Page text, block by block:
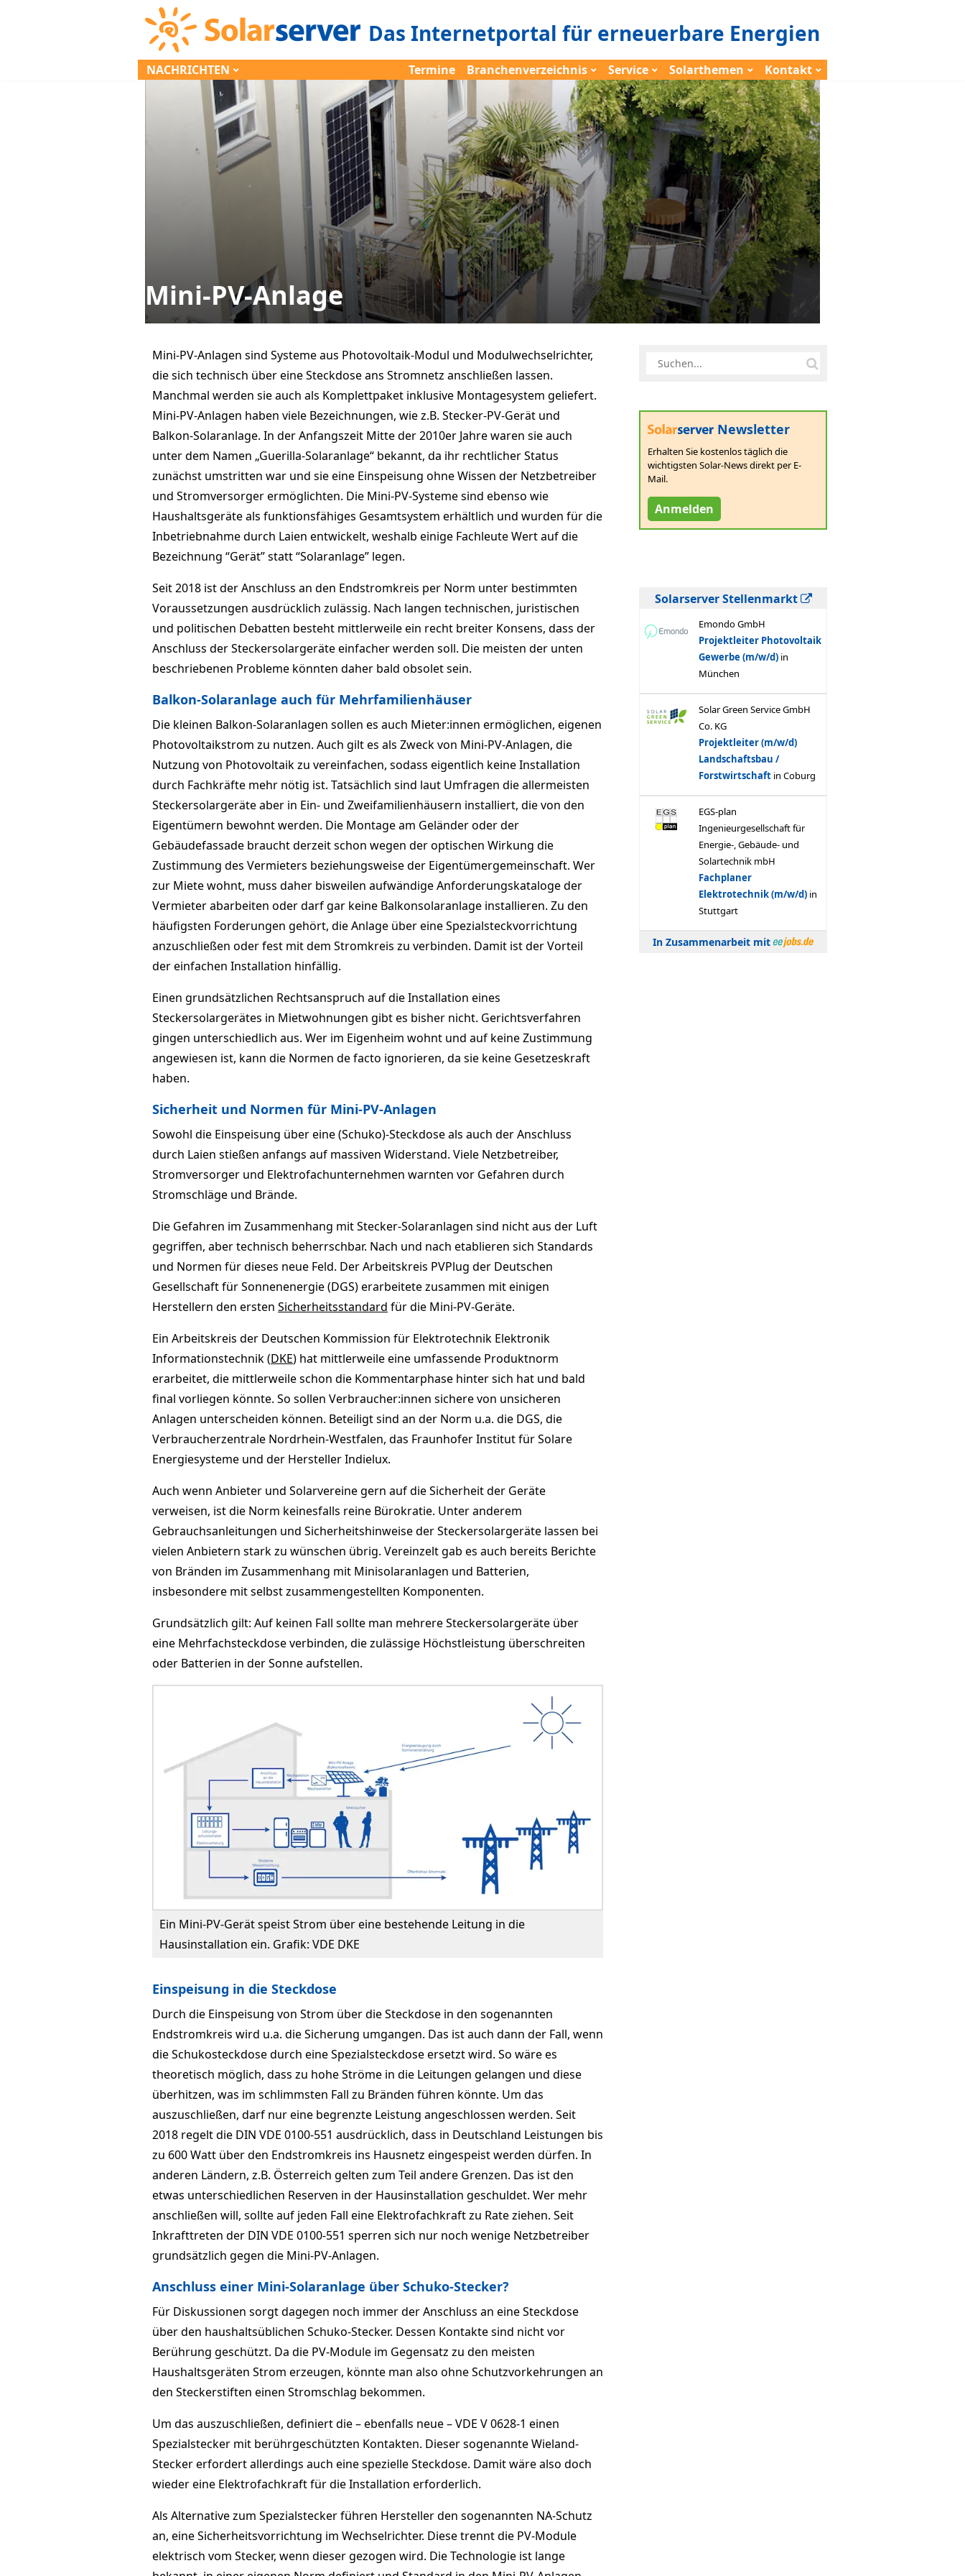
Das Internetportal für erneuerbare Energien
NACHRICHTEN Termine Branchenverzeichnis Service Solarthemen Kontakt
Mini-PV-Anlage
Mini-PV-Anlagen sind Systeme aus Photovoltaik-Modul und Modulwechselrichter,
die sich technisch über eine Steckdose ans Stromnetz anschließen lassen.
Manchmal werden sie auch als Komplettpaket inklusive Montagesystem geliefert.
Mini-PV-Anlagen haben viele Bezeichnungen, wie z.B. Stecker-PV-Gerät und
Balkon-Solaranlage. In der Anfangszeit Mitte der 2010er Jahre waren sie auch
unter dem Namen „Guerilla-Solaranlage“ bekannt, da ihr rechtlicher Status
zunächst umstritten war und sie eine Einspeisung ohne Wissen der Netzbetreiber
und Stromversorger ermöglichten. Die Mini-PV-Systeme sind ebenso wie
Haushaltsgeräte als funktionsfähiges Gesamtsystem erhältlich und wurden für die
Inbetriebnahme durch Laien entwickelt, weshalb einige Fachleute Wert auf die
Bezeichnung “Gerät” statt “Solaranlage” legen.
Seit 2018 ist der Anschluss an den Endstromkreis per Norm unter bestimmten
Voraussetzungen ausdrücklich zulässig. Nach langen technischen, juristischen
und politischen Debatten besteht mittlerweile ein recht breiter Konsens, dass der
Anschluss der Steckersolargeräte einfacher werden soll. Die meisten der unten
beschriebenen Probleme könnten daher bald obsolet sein.
Balkon-Solaranlage auch für Mehrfamilienhäuser
Die kleinen Balkon-Solaranlagen sollen es auch Mieter:innen ermöglichen, eigenen
Photovoltaikstrom zu nutzen. Auch gilt es als Zweck von Mini-PV-Anlagen, die
Nutzung von Photovoltaik zu vereinfachen, sodass eigentlich keine Installation
durch Fachkräfte mehr nötig ist. Tatsächlich sind laut Umfragen die allermeisten
Steckersolargeräte aber in Ein- und Zweifamilienhäusern installiert, die von den
Eigentümern bewohnt werden. Die Montage am Geländer oder der
Gebäudefassade braucht derzeit schon wegen der optischen Wirkung die
Zustimmung des Vermieters beziehungsweise der Eigentümergemeinschaft. Wer
zur Miete wohnt, muss daher bisweilen aufwändige Anforderungskataloge der
Vermieter abarbeiten oder darf gar keine Balkonsolaranlage installieren. Zu den
häufigsten Forderungen gehört, die Anlage über eine Spezialsteckvorrichtung
anzuschließen oder fest mit dem Stromkreis zu verbinden. Damit ist der Vorteil
der einfachen Installation hinfällig.
Einen grundsätzlichen Rechtsanspruch auf die Installation eines
Steckersolargerätes in Mietwohnungen gibt es bisher nicht. Gerichtsverfahren
gingen unterschiedlich aus. Wer im Eigenheim wohnt und auf keine Zustimmung
angewiesen ist, kann die Normen de facto ignorieren, da sie keine Gesetzeskraft
haben.
Sicherheit und Normen für Mini-PV-Anlagen
Sowohl die Einspeisung über eine (Schuko)-Steckdose als auch der Anschluss
durch Laien stießen anfangs auf massiven Widerstand. Viele Netzbetreiber,
Stromversorger und Elektrofachunternehmen warnten vor Gefahren durch
Stromschläge und Brände.
Die Gefahren im Zusammenhang mit Stecker-Solaranlagen sind nicht aus der Luft
gegriffen, aber technisch beherrschbar. Nach und nach etablieren sich Standards
und Normen für dieses neue Feld. Der Arbeitskreis PVPlug der Deutschen
Gesellschaft für Sonnenenergie (DGS) erarbeitete zusammen mit einigen
Herstellern den ersten Sicherheitsstandard für die Mini-PV-Geräte.
Ein Arbeitskreis der Deutschen Kommission für Elektrotechnik Elektronik
Informationstechnik (DKE) hat mittlerweile eine umfassende Produktnorm
erarbeitet, die mittlerweile schon die Kommentarphase hinter sich hat und bald
final vorliegen könnte. So sollen Verbraucher:innen sichere von unsicheren
Anlagen unterscheiden können. Beteiligt sind an der Norm u.a. die DGS, die
Verbraucherzentrale Nordrhein-Westfalen, das Fraunhofer Institut für Solare
Energiesysteme und der Hersteller Indielux.
Auch wenn Anbieter und Solarvereine gern auf die Sicherheit der Geräte
verweisen, ist die Norm keinesfalls reine Bürokratie. Unter anderem
Gebrauchsanleitungen und Sicherheitshinweise der Steckersolargeräte lassen bei
vielen Anbietern stark zu wünschen übrig. Vereinzelt gab es auch bereits Berichte
von Bränden im Zusammenhang mit Minisolaranlagen und Batterien,
insbesondere mit selbst zusammengestellten Komponenten.
Grundsätzlich gilt: Auf keinen Fall sollte man mehrere Steckersolargeräte über
eine Mehrfachsteckdose verbinden, die zulässige Höchstleistung überschreiten
oder Batterien in der Sonne aufstellen.
Ein Mini-PV-Gerät speist Strom über eine bestehende Leitung in die
Hausinstallation ein. Grafik: VDE DKE
Einspeisung in die Steckdose
Durch die Einspeisung von Strom über die Steckdose in den sogenannten
Endstromkreis wird u.a. die Sicherung umgangen. Das ist auch dann der Fall, wenn
die Schukosteckdose durch eine Spezialsteckdose ersetzt wird. So wäre es
theoretisch möglich, dass zu hohe Ströme in die Leitungen gelangen und diese
überhitzen, was im schlimmsten Fall zu Bränden führen könnte. Um das
auszuschließen, darf nur eine begrenzte Leistung angeschlossen werden. Seit
2018 regelt die DIN VDE 0100-551 ausdrücklich, dass in Deutschland Leistungen bis
zu 600 Watt über den Endstromkreis ins Hausnetz eingespeist werden dürfen. In
anderen Ländern, z.B. Österreich gelten zum Teil andere Grenzen. Das ist den
etwas unterschiedlichen Reserven in der Hausinstallation geschuldet. Wer mehr
anschließen will, sollte auf jeden Fall eine Elektrofachkraft zu Rate ziehen. Seit
Inkrafttreten der DIN VDE 0100-551 sperren sich nur noch wenige Netzbetreiber
grundsätzlich gegen die Mini-PV-Anlagen.
Anschluss einer Mini-Solaranlage über Schuko-Stecker?
Für Diskussionen sorgt dagegen noch immer der Anschluss an eine Steckdose
über den haushaltsüblichen Schuko-Stecker. Dessen Kontakte sind nicht vor
Berührung geschützt. Da die PV-Module im Gegensatz zu den meisten
Haushaltsgeräten Strom erzeugen, könnte man also ohne Schutzvorkehrungen an
den Steckerstiften einen Stromschlag bekommen.
Um das auszuschließen, definiert die – ebenfalls neue – VDE V 0628‐1 einen
Spezialstecker mit berührgeschützten Kontakten. Dieser sogenannte Wieland-
Stecker erfordert allerdings auch eine spezielle Steckdose. Damit wäre also doch
wieder eine Elektrofachkraft für die Installation erforderlich.
Als Alternative zum Spezialstecker führen Hersteller den sogenannten NA-Schutz
an, eine Sicherheitsvorrichtung im Wechselrichter. Diese trennt die PV-Module
elektrisch vom Stecker, wenn dieser gezogen wird. Die Technologie ist lange
Newsletter
Erhalten Sie kostenlos täglich die
wichtigsten Solar-News direkt per E-
Mail.
Anmelden
Solarserver Stellenmarkt
In Zusammenarbeit mit